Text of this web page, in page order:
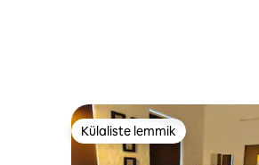
Külaliste lemmik
Külaliste lemmik